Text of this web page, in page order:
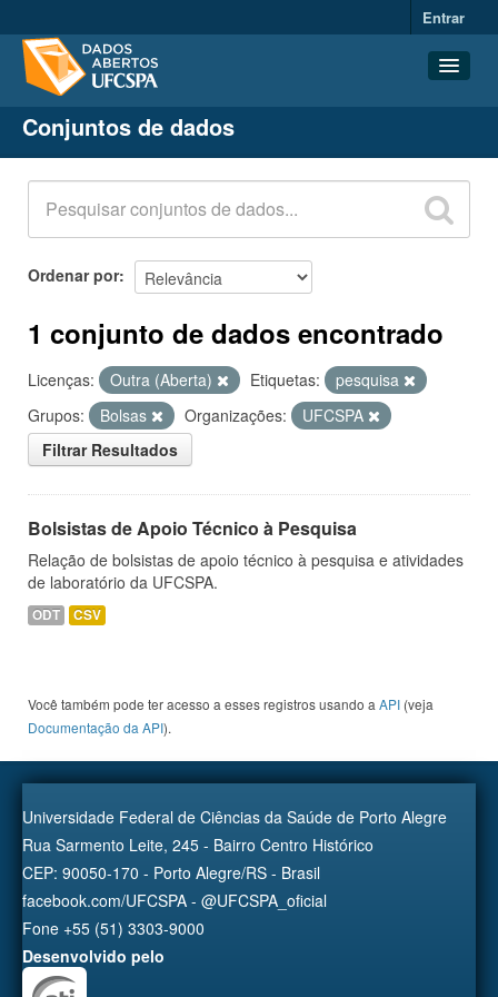
Entrar
Conjuntos de dados
Organizações
Grupos
Sobre
Conjuntos de dados
Ordenar por
1 conjunto de dados encontrado
Licenças: Outra (Aberta) Etiquetas:
pesquisa
Grupos:
Bolsas Organizações:
UFCSPA
Filtrar Resultados
Bolsistas de Apoio Técnico à Pesquisa
Relação de bolsistas de apoio técnico à pesquisa e atividades
de laboratório da UFCSPA.
ODT CSV
Você também pode ter acesso a esses registros usando a API (veja
Documentação da API).
Universidade Federal de Ciências da Saúde de Porto Alegre
Rua Sarmento Leite, 245 - Bairro Centro Histórico
CEP: 90050-170 - Porto Alegre/RS - Brasil
facebook.com/UFCSPA - @UFCSPA_oficial
Fone +55 (51) 3303-9000
Desenvolvido pelo